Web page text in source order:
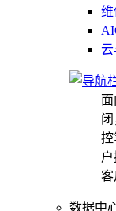
维
云
控
客
数据中